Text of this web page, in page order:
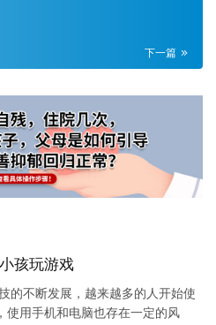
下一篇
孩玩游戏
的不断发展，越来越多的人开始使
使用手机和电脑也存在一定的风